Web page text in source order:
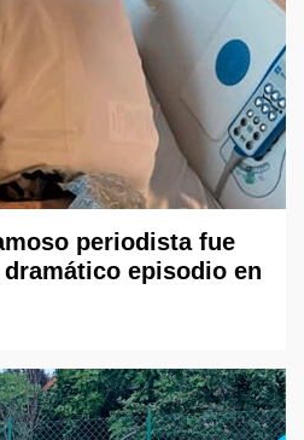
periodista fue
episodio en